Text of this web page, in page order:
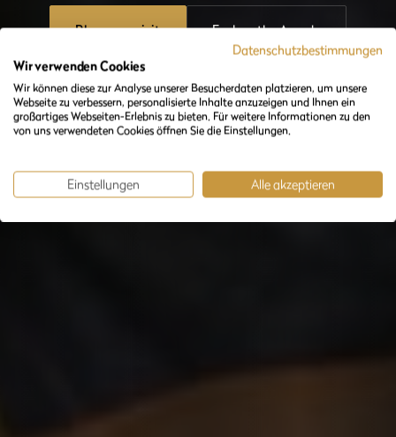
Plan your visit Explore the Arcade
Datenschutzbestimmungen
Wir verwenden Cookies
Wir können diese zur Analyse unserer Besucherdaten platzieren, um unsere
Webseite zu verbessern, personalisierte Inhalte anzuzeigen und Ihnen ein
großartiges Webseiten-Erlebnis zu bieten. Für weitere Informationen zu den
von uns verwendeten Cookies öffnen Sie die Einstellungen.
Einstellungen Alle akzeptieren